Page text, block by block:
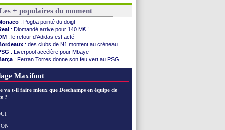
Nantes: Der Zakarian et sa relation avec Kita
OM: le club prêt à libérer Kondogbia ?
Monaco: le message touchant d'Akliouche
FIFA: Tebas en remet une couche
FIFA : l'UEFA maintient la pression
PSG: Tebas encense Luis Enrique
Real: Vinicius jusqu'en 2032 (officiel)
Lyon: Mangala va rejoindre Getafe
OM: une offre refusée pour Aguerd
Troyes: Junior Diaz jusqu'en 2030 (officiel)
OM : une offre pour Bulka
PSG
Arsenal
+ populaires du moment
: Pogba pointé du doigt
: Diomandé arrive pour 140 M€ !
: le retour d'Adidas est acté
: des clubs de N1 montent au créneau
: Liverpool accélère pour Mbaye
: Ferran Torres donne son feu vert au PSG
City: Rodri préfère le Barça au Real !
Maxifoot
va t-il faire mieux que Deschamps en équipe de
?